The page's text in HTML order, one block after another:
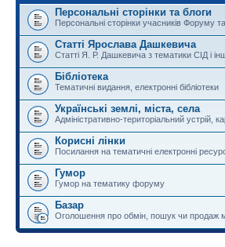
Персональні сторінки та блоги
Персональні сторінки учасників Форуму
Статті Ярослава Дашкевича
Статті Я. Р. Дашкевича з тематики СІД і
Бібліотека
Тематичні видання, електронні бібліотеки
Українські землі, міста, села
Адміністративно-територіальний устрій,
Корисні лінки
Посилання на тематичні електронні
Гумор
Гумор на тематику форуму
Базар
Оголошення про обмін, пошук чи продаж